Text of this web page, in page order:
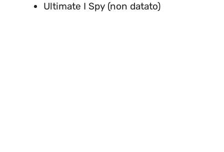
Ultimate I Spy (non datato)